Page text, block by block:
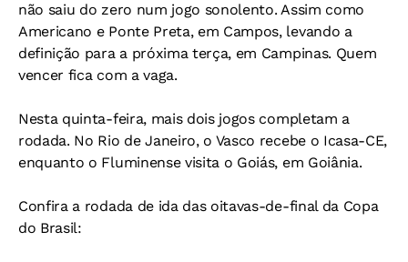
não saiu do zero num jogo sonolento. Assim como
Americano e Ponte Preta, em Campos, levando a
definição para a próxima terça, em Campinas. Quem
vencer fica com a vaga.
Nesta quinta-feira, mais dois jogos completam a
rodada. No Rio de Janeiro, o Vasco recebe o Icasa-CE,
enquanto o Fluminense visita o Goiás, em Goiânia.
Confira a rodada de ida das oitavas-de-final da Copa
do Brasil: